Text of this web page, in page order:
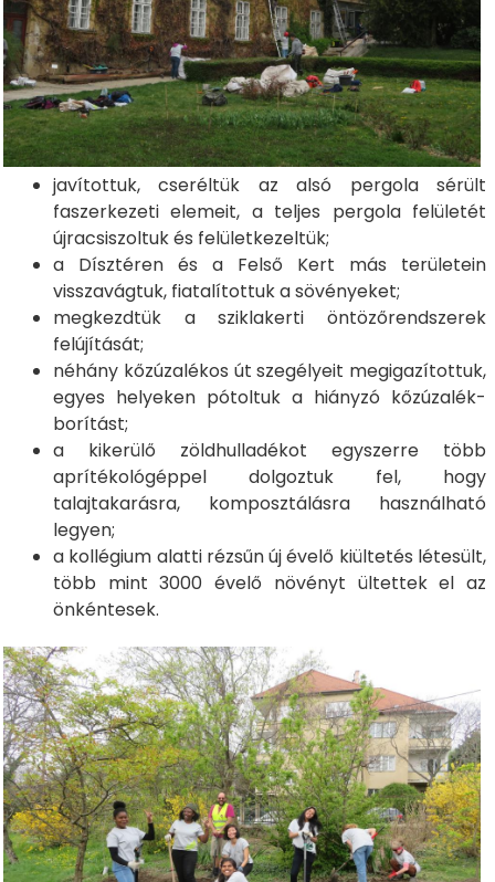
javítottuk, cseréltük az alsó pergola sérült
faszerkezeti elemeit, a teljes pergola felületét
újracsiszoltuk és felületkezeltük;
a Dísztéren és a Felső Kert más területein
visszavágtuk, fiatalítottuk a sövényeket;
megkezdtük a sziklakerti öntözőrendszerek
felújítását;
néhány kőzúzalékos út szegélyeit megigazítottuk,
egyes helyeken pótoltuk a hiányzó kőzúzalék-
borítást;
a kikerülő zöldhulladékot egyszerre több
aprítékológéppel dolgoztuk fel, hogy
talajtakarásra, komposztálásra használható
legyen;
a kollégium alatti rézsűn új évelő kiültetés létesült,
több mint 3000 évelő növényt ültettek el az
önkéntesek.